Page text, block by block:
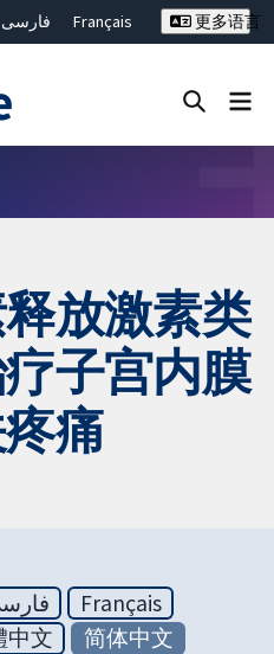
فارسی
Français
更多语言
放激素类
子宫内膜
痛
Français
中文
简体中文